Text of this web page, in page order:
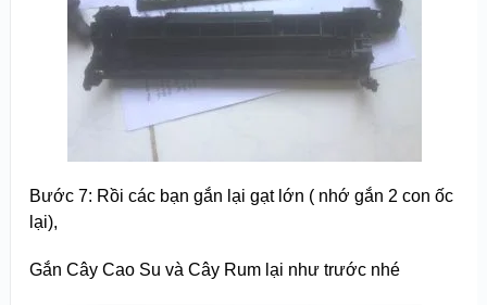
Bước 7: Rồi các bạn gắn lại gạt lớn ( nhớ gắn 2 con ốc
lại),
Gắn Cây Cao Su và Cây Rum lại như trước nhé